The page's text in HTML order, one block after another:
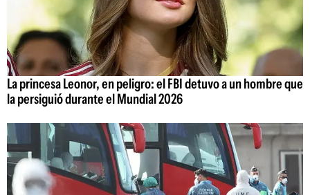
La princesa Leonor, en peligro: el FBI detuvo a un hombre que
la persiguió durante el Mundial 2026